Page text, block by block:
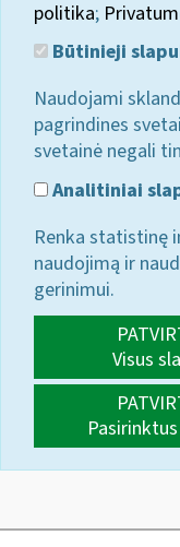
politika;
Būtinieji
Naudojami
pagrindines
svetainė negali
Analitiniai
Renka statistinę
naudojimą ir
gerinimui.
Visus